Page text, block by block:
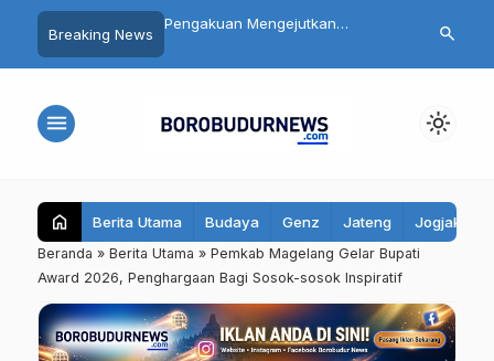
Breaking News
Depok Saepul:
Usai Digerayangi
Daftar 8 Dokter dan Perawat yang
Yurizal, Keluarga Sampaikan
Catat! 10
Ini,
search
menu light_mode
home Berita Utama Budaya Genz Jateng Jogjakarta
Beranda » Berita Utama » Pemkab Magelang Gelar Bupati
Award 2026, Penghargaan Bagi Sosok-sosok Inspiratif